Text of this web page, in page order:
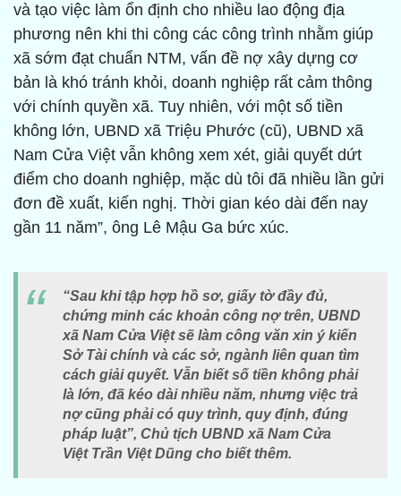
và tạo việc làm ổn định cho nhiều lao động địa
phương nên khi thi công các công trình nhằm giúp
xã sớm đạt chuẩn NTM, vấn đề nợ xây dựng cơ
bản là khó tránh khỏi, doanh nghiệp rất cảm thông
với chính quyền xã. Tuy nhiên, với một số tiền
không lớn, UBND xã Triệu Phước (cũ), UBND xã
Nam Cửa Việt vẫn không xem xét, giải quyết dứt
điểm cho doanh nghiệp, mặc dù tôi đã nhiều lần gửi
đơn đề xuất, kiến nghị. Thời gian kéo dài đến nay
gần 11 năm”, ông Lê Mậu Ga bức xúc.
“Sau khi tập hợp hồ sơ, giấy tờ đầy đủ,
chứng minh các khoản công nợ trên, UBND
xã Nam Cửa Việt sẽ làm công văn xin ý kiến
Sở Tài chính và các sở, ngành liên quan tìm
cách giải quyết. Vẫn biết số tiền không phải
là lớn, đã kéo dài nhiều năm, nhưng việc trả
nợ cũng phải có quy trình, quy định, đúng
pháp luật”, Chủ tịch UBND xã Nam Cửa
Việt Trần Việt Dũng cho biết thêm.